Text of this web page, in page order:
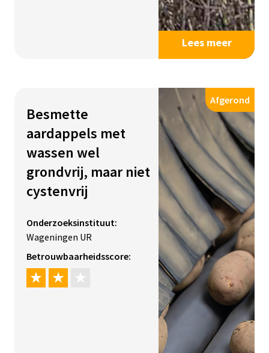
Lees meer
Besmette
aardappels met
wassen wel
grondvrij, maar niet
cystenvrij
Onderzoeksinstituut:
Wageningen UR
Betrouwbaarheidsscore:
Afgerond